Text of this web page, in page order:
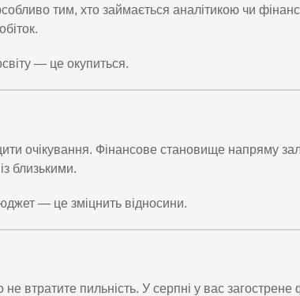
тим, хто займається аналітикою чи
— це окупиться.
очікування. Фінансове становище напряму
близькими.
— це зміцнить відносини.
втратите пильність. У серпні у вас